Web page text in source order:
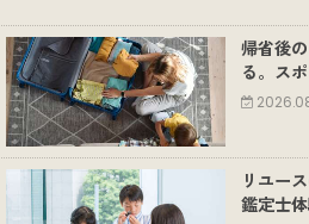
帰省後
る。ス
リユー
鑑定士